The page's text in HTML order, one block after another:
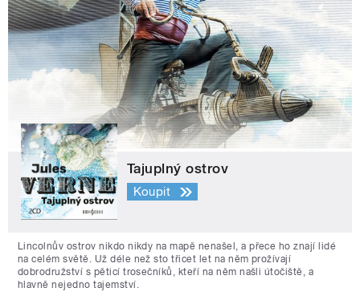
Tajuplný ostrov
Koupit
Lincolnův ostrov nikdo nikdy na mapě nenašel, a přece ho znají lidé
na celém světě. Už déle než sto třicet let na něm prožívají
dobrodružství s pěticí trosečníků, kteří na něm našli útočiště, a
hlavně nejedno tajemství.